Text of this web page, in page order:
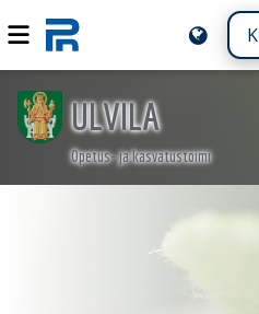
ULVILA
Opetus- ja kasvatustoimi